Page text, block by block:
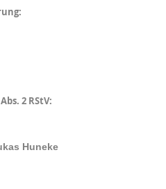
2 RStV:
Huneke